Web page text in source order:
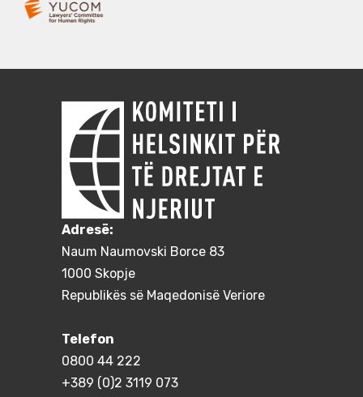
Adresë:
Naum Naumovski Borce 83
1000 Skopje
Republikës së Maqedonisë Veriore
Telefon
0800 44 222
+389 (0)2 3119 073